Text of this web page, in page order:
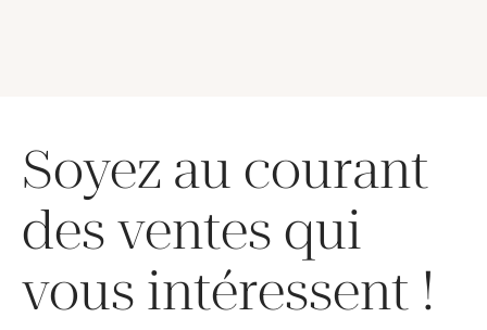
Soyez au courant
des ventes qui
vous intéressent !